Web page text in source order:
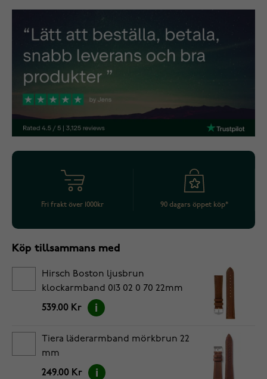
Fri frakt över 1000kr 90 dagars öppet köp*
Köp tillsammans med
Hirsch Boston ljusbrun
klockarmband 013 02 0 70 22mm
539.00 Kr
Tiera läderarmband mörkbrun 22
mm
249.00 Kr